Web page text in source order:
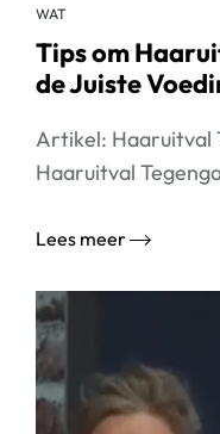
WAT
Tips om
de Juiste
Artikel: Haaruitval
Haaruitval
Lees meer